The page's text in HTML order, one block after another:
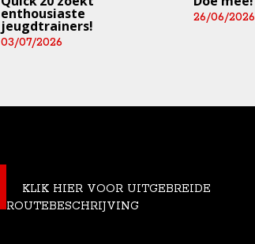
enthousiaste
jeugdtrainers!
03/07/2026
26/06/2026
KLIK HIER VOOR UITGEBREIDE
ROUTEBESCHRIJVING